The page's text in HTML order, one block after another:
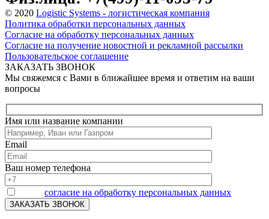
© 2020 Logistic Systems - логистическая компания
Политика обработки персональных данных
Согласие на обработку персональных данных
Согласие на получение новостной и рекламной рассылки
Пользовательское соглашение
ЗАКАЗАТЬ ЗВОНОК
Мы свяжемся с Вами в ближайшее время и ответим на ваши
вопросы
Имя или название компании
Email
Ваш номер телефона
согласие на обработку персональных данных